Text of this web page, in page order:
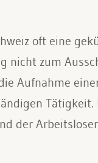
oft eine
nicht zum
Aufnahme
Tätigkeit.
der